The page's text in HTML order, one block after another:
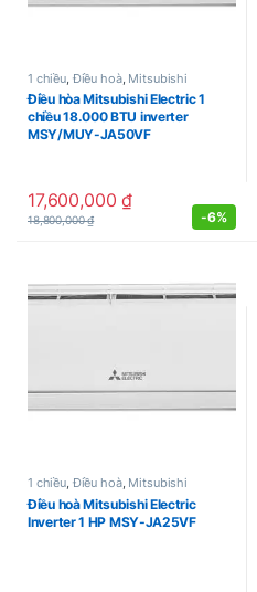
1 chiều Điều hoà, Mitsubishi
Điều hòa Mitsubishi Electric 1
chiều 18.000 BTU inverter
MSY/MUY-JA50VF
17,600,000₫
18,800,000₫ -6%
1 chiều, Điều hoà, Mitsubishi
Điều hoà Mitsubishi Electric
Inverter 1 HP MSY-JA25VF